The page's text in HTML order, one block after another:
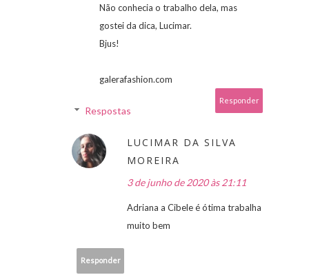
Não conhecia o trabalho dela, mas
gostei da dica, Lucimar.
Bjus!
galerafashion.com
Responder
Respostas
LUCIMAR DA SILVA
MOREIRA
3 de junho de 2020 às 21:11
Adriana a Cibele é ótima trabalha
muito bem
Responder